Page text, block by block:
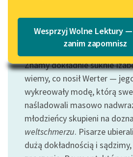
Lektury szkolne i klasyka
literatury do słuchania dla
uczennic i uczniów z
niepełnosprawnościami
E-kolekcja lektur
szkolnych i literatury do
słuchania dla uczennic i
uczniów z
niepełnosprawnościami
Wesprzyj Wolne Lektury
zanim zapomnisz
Motyw: Strój
Znamy dokładnie suknie
wiemy, co nosił Werter —
wykreowały modę, którą
naśladowali masowo
młodzieńcy skupieni na
weltschmerzu. Pisarze
dużą dokładnością i